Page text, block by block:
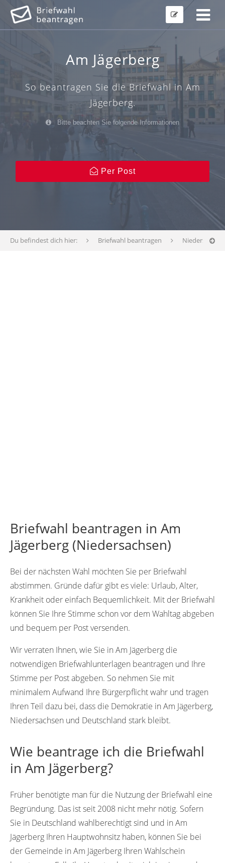
Am Jägerberg
So beantragen Sie die Briefwahl in Am
Jägerberg.
Bitte beachten Sie folgende Informationen
Per Post
Du befindest dich hier: Briefwahl beantragen
Briefwahl beantragen in Am
Jägerberg (Niedersachsen)
Bei der nächsten Wahl möchten Sie per Briefwahl
abstimmen. Gründe dafür gibt es viele: Urlaub, Alter,
Krankheit oder einfach Bequemlichkeit. Mit der Briefwahl
können Sie Ihre Stimme schon vor dem Wahltag abgeben
und bequem per Post versenden.
Wir verraten Ihnen, wie Sie in Am Jägerberg die
notwendigen Briefwahlunterlagen beantragen und Ihre
Stimme per Post abgeben. So nehmen Sie mit
minimalem Aufwand Ihre Bürgerpflicht wahr und tragen
Ihren Teil dazu bei, dass die Demokratie in Am Jägerberg,
Niedersachsen und Deutschland stark bleibt.
Wie beantrage ich die Briefwahl
in Am Jägerberg?
Früher benötigte man für die Nutzung der Briefwahl eine
Begründung. Das ist seit 2008 nicht mehr nötig. Sofern
Sie in Deutschland wahlberechtigt sind und in Am
Jägerberg Ihren Hauptwohnsitz haben, können Sie bei
der Gemeinde in Am Jägerberg Ihren Wahlschein